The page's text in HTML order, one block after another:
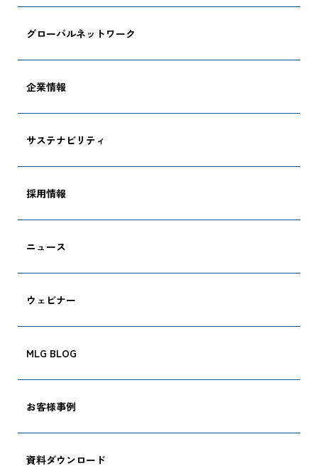
グローバルネットワーク
企業情報
サステナビリティ
採用情報
ニュース
ウェビナー
MLG BLOG
お客様事例
資料ダウンロード